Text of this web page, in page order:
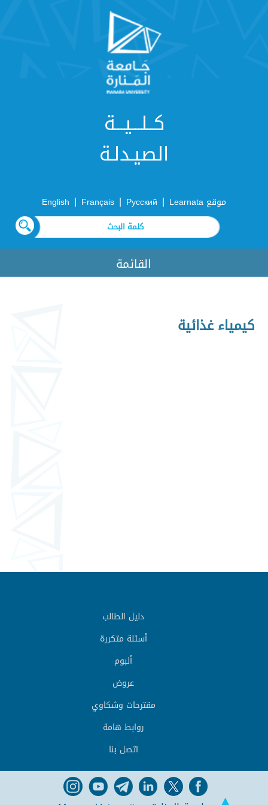
كــلـــيـــة
الصيـدلـة
موقع Learnata |
Русский
|
Français
|
English
القائمة
كيمياء غذائية
دليل الطالب
أسئلة متكررة
ألبوم
عروض
مقترحات وشكاوي
روابط هامة
اتصل بنا